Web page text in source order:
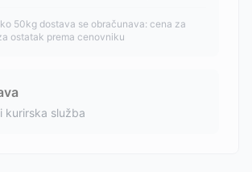
50kg dostava se obračunava: cena za
ostatak prema cenovniku
kurirska služba